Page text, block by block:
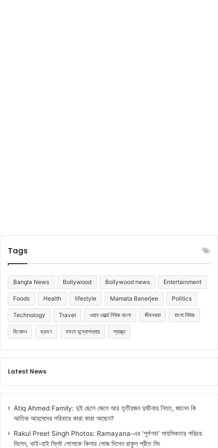
Tags
Bangla News Bollywood Bollywood news Entertainment
Foods Health lifestyle Mamata Banerjee Politics
Technology Travel ওয়ান ওয়ার্ল্ড নিউজ বাংলা জীবনধারা বাংলা নিউজ
বিনোদন ভ্রমণ মমতা বন্দ্যোপাধ্যায় স্বাস্থ্য
Latest News
Atiq Ahmed Family: দুই ছেলে জেলে আর তৃতীয়জন দুর্ঘটনায় নিহত, জানেন কি
আতিক আহমেদের পরিবারে কারা কারা আছেন?
Rakul Preet Singh Photos: Ramayana-এর ‘শূর্পণখা’ সাহসিকতার পরিচয়
দিলেন, থাই-হাই স্লিট পোশাকে কিলার পোজ দিলেন রাকুল প্রীত সিং